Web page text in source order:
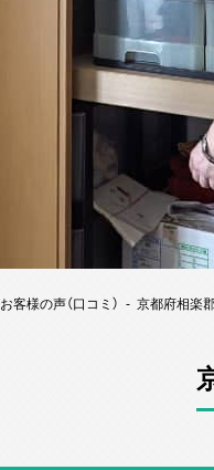
お客様の声（口コミ） 京都府相楽